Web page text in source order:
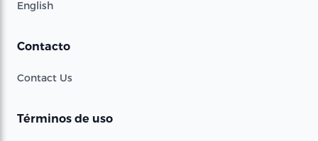
English
Contacto
Contact Us
Términos de uso